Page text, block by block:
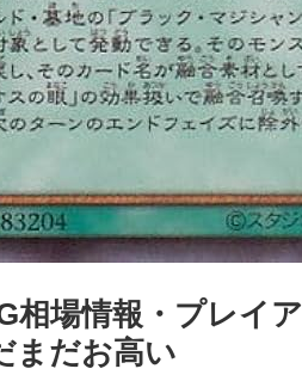
相場情報・プレイ
まだお高い